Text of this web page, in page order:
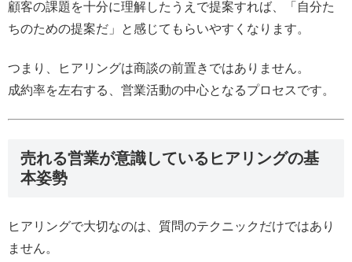
顧客の課題を十分に理解したうえで提案すれば、「自分た
ちのための提案だ」と感じてもらいやすくなります。
つまり、ヒアリングは商談の前置きではありません。
成約率を左右する、営業活動の中心となるプロセスです。
売れる営業が意識しているヒアリングの基
本姿勢
ヒアリングで大切なのは、質問のテクニックだけではあり
ません。